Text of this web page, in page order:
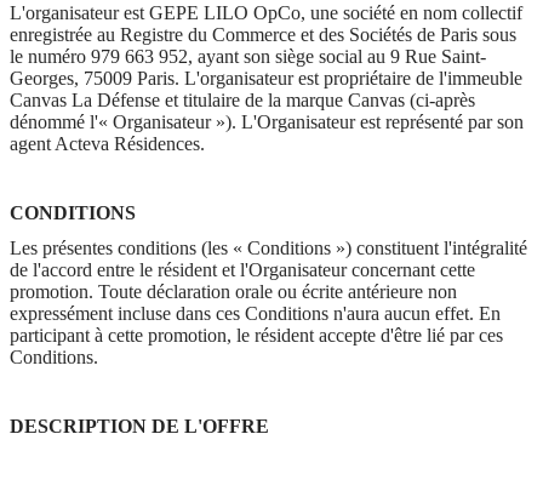
L'organisateur est GEPE LILO OpCo, une société en nom collectif
enregistrée au Registre du Commerce et des Sociétés de Paris sous
le numéro 979 663 952, ayant son siège social au 9 Rue Saint-
Georges, 75009 Paris. L'organisateur est propriétaire de l'immeuble
Canvas La Défense et titulaire de la marque Canvas (ci-après
dénommé l'« Organisateur »). L'Organisateur est représenté par son
agent Acteva Résidences.
CONDITIONS
Les présentes conditions (les « Conditions ») constituent l'intégralité
de l'accord entre le résident et l'Organisateur concernant cette
promotion. Toute déclaration orale ou écrite antérieure non
expressément incluse dans ces Conditions n'aura aucun effet. En
participant à cette promotion, le résident accepte d'être lié par ces
Conditions.
DESCRIPTION DE L'OFFRE